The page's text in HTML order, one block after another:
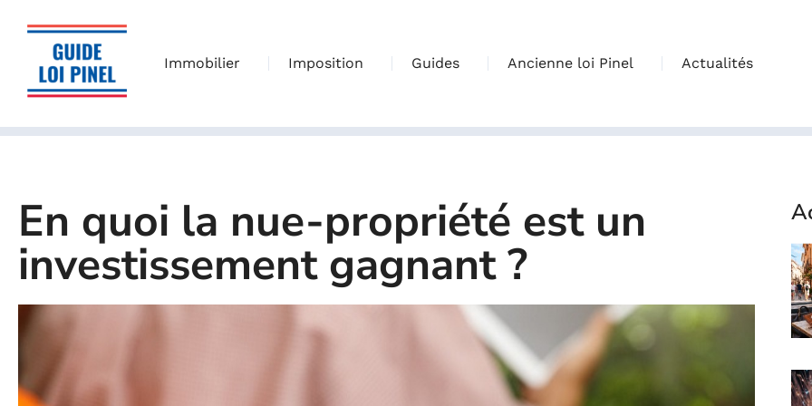
Immobilier Imposition Guides Ancienne loi Pinel Actualités
En quoi la nue-propriété est un
investissement gagnant ?